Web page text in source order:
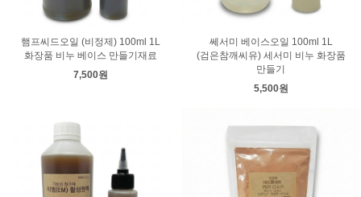
햄프씨드오일 (비정제) 100ml 1L
화장품 비누 베이스 만들기재료
7,500원
쎄서미 베이스오일 100ml 1L
(검은참깨씨유) 세서미 비누 화장품
만들기
5,500원